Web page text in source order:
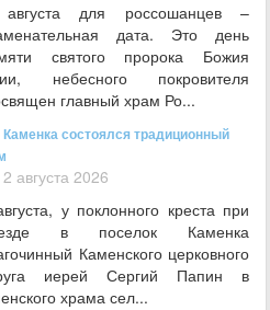
для россошанцев –
дата. Это день
святого пророка Божия
небесного покровителя
главный храм Ро...
Каменка состоялся традиционный
2 августа 2026
у поклонного креста при
в поселок Каменка
Каменского церковного
иерей Сергий Папин в
храма сел...